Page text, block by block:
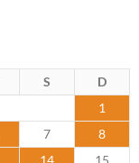
S
D
1
7
8